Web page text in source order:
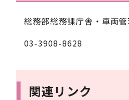
総務部総務課庁舎・車両管
03-3908-8628
関連リンク